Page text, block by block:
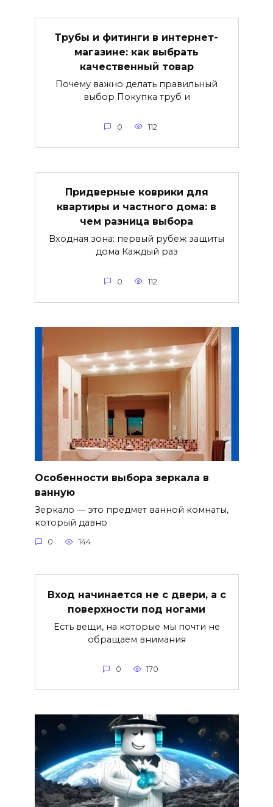
Трубы и фитинги в интернет-
магазине: как выбрать
качественный товар
Почему важно делать правильный
выбор Покупка труб и
0 112
Придверные коврики для
квартиры и частного дома: в
чем разница выбора
Входная зона: первый рубеж защиты
дома Каждый раз
0 112
Особенности выбора зеркала в
ванную
Зеркало — это предмет ванной комнаты,
который давно
0 144
Вход начинается не с двери, а с
поверхности под ногами
Есть вещи, на которые мы почти не
обращаем внимания
0 170